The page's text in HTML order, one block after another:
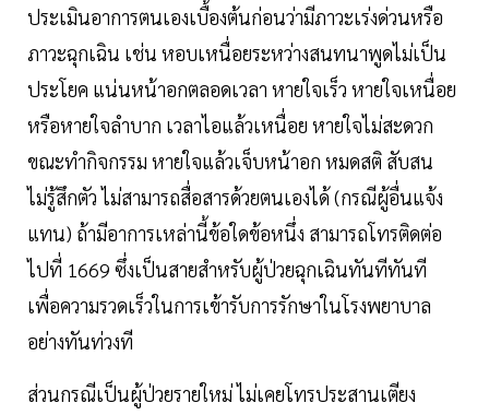
ประเมินอาการตนเองเบื้องต้นก่อนว่ามีภาวะเร่งด่วนหรือ
ภาวะฉุกเฉิน เช่น หอบเหนื่อยระหว่างสนทนาพูดไม่เป็น
ประโยค แน่นหน้าอกตลอดเวลา หายใจเร็ว หายใจเหนื่อย
หรือหายใจลำบาก เวลาไอแล้วเหนื่อย หายใจไม่สะดวก
ขณะทำกิจกรรม หายใจแล้วเจ็บหน้าอก หมดสติ สับสน
ไม่รู้สึกตัว ไม่สามารถสื่อสารด้วยตนเองได้ (กรณีผู้อื่นแจ้ง
แทน) ถ้ามีอาการเหล่านี้ข้อใดข้อหนึ่ง สามารถโทรติดต่อ
ไปที่ 1669 ซึ่งเป็นสายสำหรับผู้ป่วยฉุกเฉินทันทีทันที
เพื่อความรวดเร็วในการเข้ารับการรักษาในโรงพยาบาล
อย่างทันท่วงที
ส่วนกรณีเป็นผู้ป่วยรายใหม่ ไม่เคยโทรประสานเตียง